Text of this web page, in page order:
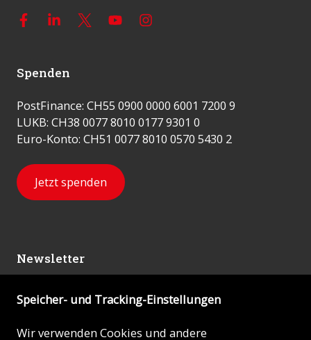
Spenden
PostFinance: CH55 0900 0000 6001 7200 9
LUKB: CH38 0077 8010 0177 9301 0
Euro-Konto: CH51 0077 8010 0570 5430 2
Jetzt spenden
Newsletter
Abonnieren
Speicher- und Tracking-Einstellungen
Wir verwenden Cookies und andere